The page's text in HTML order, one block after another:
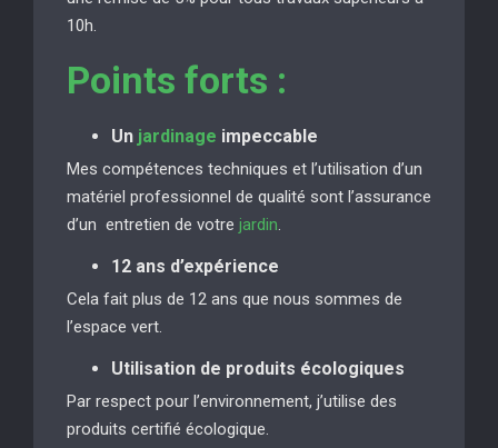
10h.
Points forts :
Un jardinage impeccable
Mes compétences techniques et l’utilisation d’un
matériel professionnel de qualité sont l’assurance
d’un entretien de votre jardin
12 ans d’expérience
Cela fait plus de 12 ans que nous sommes de
l’espace vert.
Utilisation de produits écologiques
Par respect pour l’environnement, j’utilise des
produits certifié écologique.